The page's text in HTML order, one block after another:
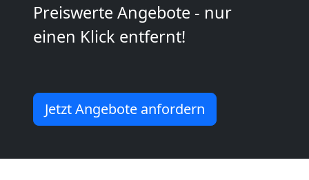
Preiswerte Angebote - nur
einen Klick entfernt!
Jetzt Angebote anfordern
Kunsttransport
Umzug